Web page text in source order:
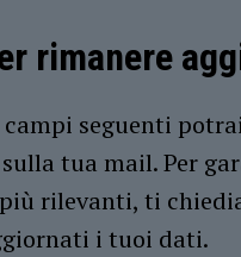
rimanere
seguenti
tua mail. Per
rilevanti, ti
i tuoi dati.